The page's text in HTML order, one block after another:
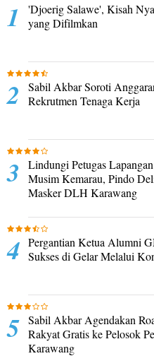
'Djoerig Salawe', Kisah
yang Difilmkan
Sabil Akbar Soroti
Rekrutmen Tenaga Kerja
Lindungi Petugas
Musim Kemarau, Pindo
Masker DLH Karawang
Pergantian Ketua Alumni
Sukses di Gelar Melalui
Sabil Akbar Agendakan
Rakyat Gratis ke Pelosok
Karawang